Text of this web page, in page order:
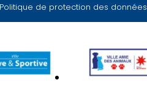
Politique de protection des données